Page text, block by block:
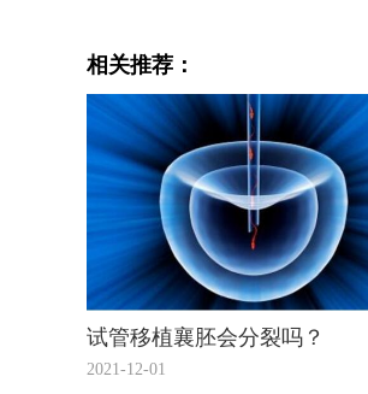
相关推荐：
试管移植襄胚会分裂吗？
2021-12-01